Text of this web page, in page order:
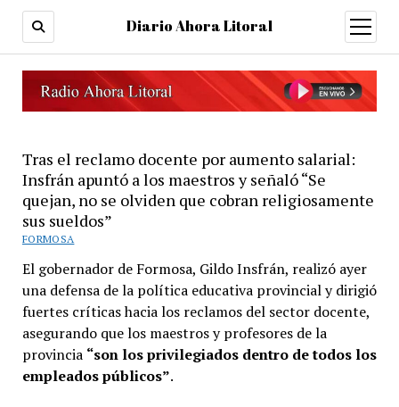
Diario Ahora Litoral
open
menu
Tras el reclamo docente por aumento salarial:
Insfrán apuntó a los maestros y señaló “Se
quejan, no se olviden que cobran religiosamente
sus sueldos”
FORMOSA
El gobernador de Formosa, Gildo Insfrán, realizó ayer
una defensa de la política educativa provincial y dirigió
fuertes críticas hacia los reclamos del sector docente,
asegurando que los maestros y profesores de la
provincia “son los privilegiados dentro de todos los
empleados públicos”.